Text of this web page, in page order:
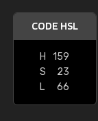
CODE HSL
H
159
S
23
L
66